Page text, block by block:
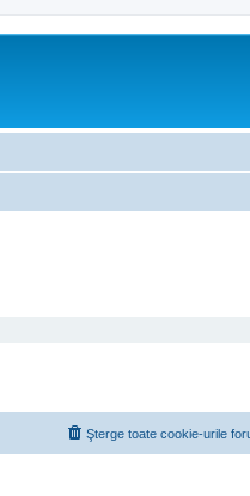
Şterge toate cookie-urile